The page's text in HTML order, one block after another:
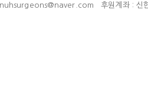
후원계좌 : 신한